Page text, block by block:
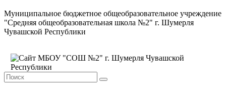
Муниципальное бюджетное общеобразовательное учреждение
"Средняя общеобразовательная школа №2" г. Шумерля
Чувашской Республики